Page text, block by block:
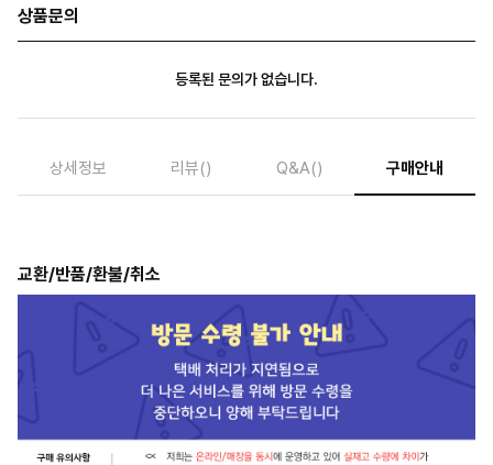
상품문의
등록된 문의가 없습니다.
상세정보 리뷰() Q&A() 구매안내
교환/반품/환불/취소